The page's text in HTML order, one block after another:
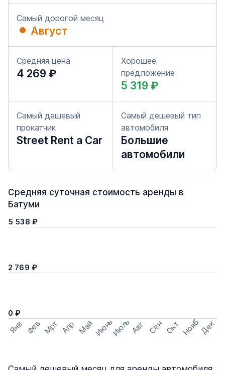
Самый дорогой месяц
Август
Средняя цена
4 269 ₽
Хорошее
предложение
5 319 ₽
Самый дешевый
прокатчик
Street Rent a Car
Самый дешевый тип
автомобиля
Большие
автомобили
Средняя суточная стоимость аренды в
Батуми
5 538 ₽
2 769 ₽
0 ₽
Янв Фев Мрт Апр МайИюньИюльАвг Сен Окт НоябДек